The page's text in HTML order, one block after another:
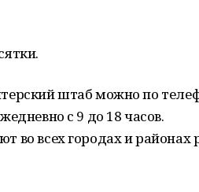
штаб можно по
с 9 до 18 часов.
во всех городах и районах